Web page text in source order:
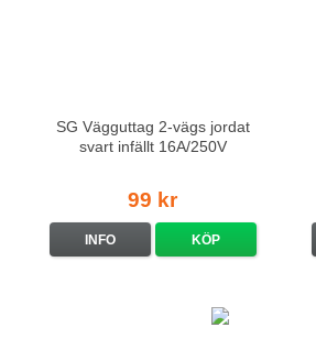
SG Vägguttag 2-vägs jordat
svart infällt 16A/250V
99 kr
INFO KÖP